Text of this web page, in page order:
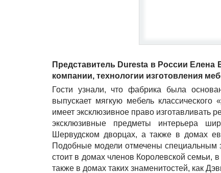
Представитель Duresta в России Елена
компании, технологии изготовления
Гости узнали, что фабрика была
выпускает мягкую мебель классического
имеет эксклюзивное право изготавливать
эксклюзивные предметы интерьера
Шервудском дворцах, а также в домах
Подобные модели отмечены специальным
стоит в домах членов Королевской семьи,
также в домах таких знаменитостей, как